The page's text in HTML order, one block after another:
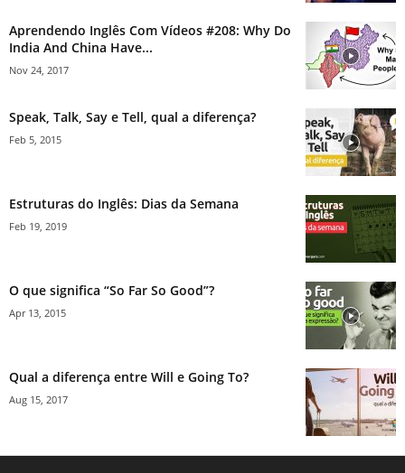
Aprendendo Inglês Com Vídeos #208: Why Do
India And China Have...
Nov 24, 2017
Speak, Talk, Say e Tell, qual a diferença?
Feb 5, 2015
Estruturas do Inglês: Dias da Semana
Feb 19, 2019
O que significa “So Far So Good”?
Apr 13, 2015
Qual a diferença entre Will e Going To?
Aug 15, 2017